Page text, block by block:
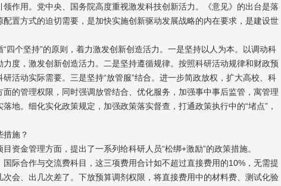
用。党中央、国务院高度重视激发科技创新活力。《意见》的出台是落
置方式的迫切需要，是加快实施创新驱动发展战略的内在要求，是建设世
个坚持”的原则，着力激发创新创造活力。一是坚持以人为本。以调动科
度，激发创新创造活力。二是坚持遵循规律。按照科研活动规律和财政预
活动实际需要。三是坚持“放管服”结合。进一步简政放权，扩大高校、科
的管理权限，同时强调放管结合、优化服务，加强事中事后监管，寓管理
地。细化实化政策规定，加强政策落实督查，打通政策执行中的“堵点”，
施？
金管理方面，提出了一系列给科研人员“松绑+激励”的政策措施。
合作与交流费科目，这三项费用合计如不超过直接费用的10%，无需提
会、出几次差了。下放预算调剂权限，将直接费用中的材料费、测试化验